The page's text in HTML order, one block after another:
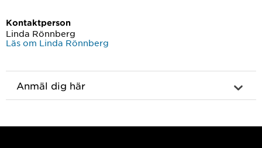
Kontaktperson
Linda Rönnberg
Läs om Linda Rönnberg
Anmäl dig här